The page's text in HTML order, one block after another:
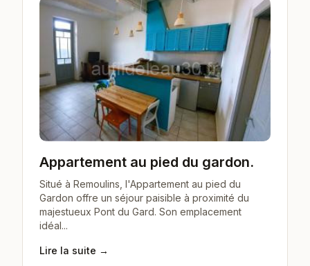
Appartement au pied du gardon.
Situé à Remoulins, l'Appartement au pied du
Gardon offre un séjour paisible à proximité du
majestueux Pont du Gard. Son emplacement
idéal...
Lire la suite →